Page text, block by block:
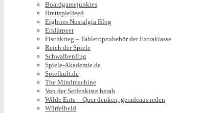
Boardgamejunkies
Brettspielfeed
Eighties Nostalgia Blog
Erklärpeer
Fischkrieg – Tabletopzubehör der Extraklasse
Reich der Spiele
Schwalbenflug
Spiele-Akademie.de
Spielkult.de
The Mindmachine
Von der Seifenkiste herab
Wilde Ente – Quer denken, geradeaus reden
Würfelheld